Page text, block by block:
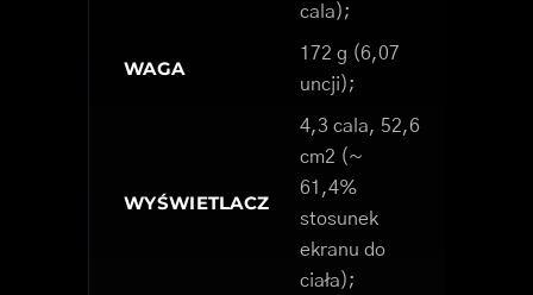
cala);
WAGA
172 g (6,07
uncji);
WYŚWIETLACZ
4,3 cala, 52,6
cm2 (~
61,4%
stosunek
ekranu do
ciała);